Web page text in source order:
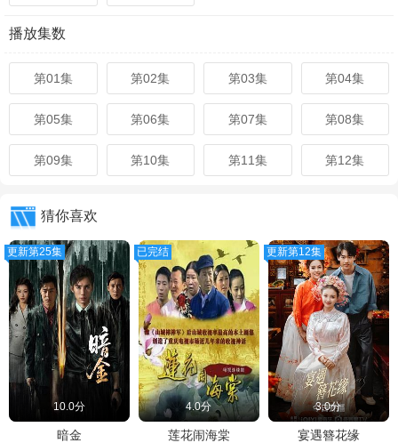
播放集数
第01集 第02集 第03集 第04集
第05集 第06集 第07集 第08集
第09集 第10集 第11集 第12集
猜你喜欢
更新第25集
10.0分
暗金
已完结
4.0分
莲花闹海棠
更新第12集
3.0分
宴遇簪花缘